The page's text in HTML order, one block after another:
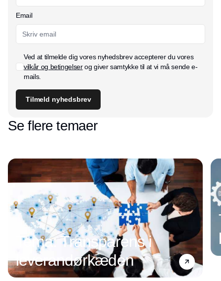
Email
Ved at tilmelde dig vores nyhedsbrev accepterer du vores
vilkår og betingelserog giver samtykke til at vi må sende e-
mails.
Tilmeld nyhedsbrev
Se flere temaer
Tema: Transparens i
leverandørkæden